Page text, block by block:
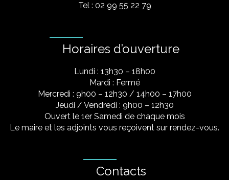
Tel : 02 99 55 22 79
Horaires d’ouverture
Lundi : 13h30 – 18h00
Mardi : Fermé
Mercredi : 9h00 – 12h30 / 14h00 – 17h00
Jeudi / Vendredi : 9h00 – 12h30
Ouvert le 1er Samedi de chaque mois
Le maire et les adjoints vous reçoivent sur rendez-vous.
Contacts